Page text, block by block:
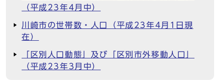
（平成23年4月中）
川崎市の世帯数・人口（平成23年4月1日現
在）
「区別人口動態」及び「区別市外移動人口」
（平成23年3月中）